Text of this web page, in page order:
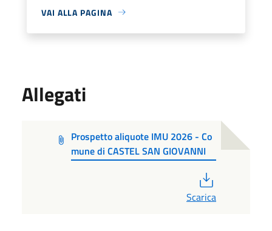
VAI ALLA PAGINA
Allegati
Prospetto aliquote IMU 2026 - Co
mune di CASTEL SAN GIOVANNI
Scarica